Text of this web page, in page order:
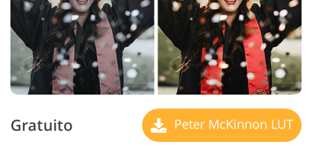
Gratuito Peter McKinnon LUT